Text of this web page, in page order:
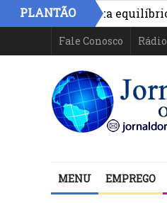
PLANTÃO
aponta equilíbrio
Fale Conosco
MENU EMPREGO